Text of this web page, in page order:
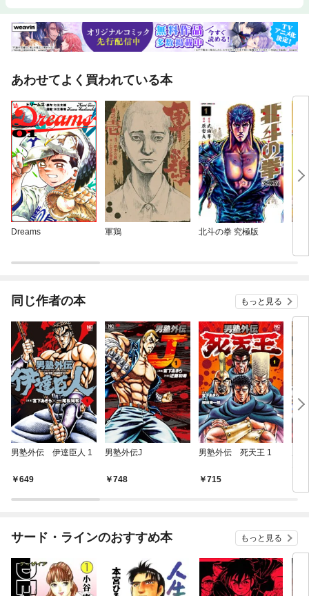
あわせてよく買われている本
Dreams 軍鶏 北斗の拳 究極版
同じ作者の本 もっと見る
男塾外伝 伊達臣人 1
649
男塾外伝J
748
男塾外伝 死天王 1
715
サード・ラインのおすすめ本 もっと見る